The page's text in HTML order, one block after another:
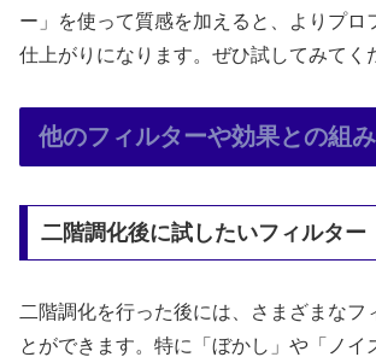
ー」を使って質感を加えると、よりプロ
仕上がりになります。ぜひ試してみてく
他のフィルターや効果との組
二階調化後に試したいフィルター
二階調化を行った後には、さまざまなフ
とができます。特に「ぼかし」や「ノイ